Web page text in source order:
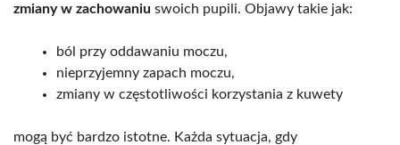
zmiany w zachowaniu swoich pupili. Objawy takie jak:
ból przy oddawaniu moczu,
nieprzyjemny zapach moczu,
zmiany w częstotliwości korzystania z kuwety
mogą być bardzo istotne. Każda sytuacja, gdy